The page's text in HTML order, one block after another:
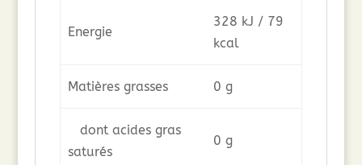
Energie
328 kJ / 79
kcal
Matières grasses 0 g
dont acides gras
saturés
0 g